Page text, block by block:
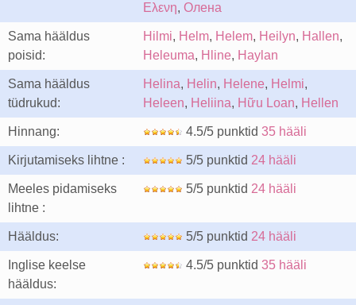
Ελενη, Олена
Sama hääldus
poisid:
Hilmi, Helm, Helem, Heilyn, Hallen,
Heleuma, Hline, Haylan
Sama hääldus
tüdrukud:
Helina, Helin, Helene, Helmi,
Heleen, Heliina, Hữu Loan, Hellen
Hinnang: 4.5/5 punktid 35 hääli
Kirjutamiseks lihtne : 5/5 punktid 24 hääli
Meeles pidamiseks
lihtne :
5/5 punktid 24 hääli
Hääldus: 5/5 punktid 24 hääli
Inglise keelse
hääldus:
4.5/5 punktid 35 hääli